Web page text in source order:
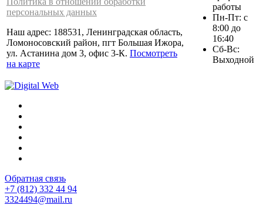
персональных данных
Наш адрес: 188531, Ленинградская область,
Ломоносовский район, пгт Большая Ижора,
ул. Астанина дом 3, офис 3-К. Посмотреть
на карте
работы
Пн-Пт: с
8:00 до
16:40
Сб-Вс:
Выходной
Обратная связь
+7 (812) 332 44 94
3324494@mail.ru